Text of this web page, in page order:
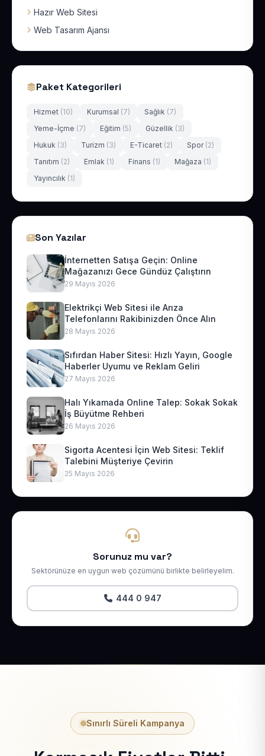
Hazır Web Sitesi
Web Tasarım Ajansı
Paket Kategorileri
Hizmet (10) Kurumsal (7) Sağlık (7)
Yeme-İçme (7) Eğitim (5) Güzellik (3)
Hukuk (3) Turizm (3) E-Ticaret (2) Spor (2)
Tanıtım (2) Emlak (1) Finans (1) Mağaza (1)
Yayıncılık (1)
Son Yazılar
İnternetten Satışa Geçin: Online
Mağazanızı Gece Gündüz Çalıştırın
29 Mayıs 2026
Elektrikçi Web Sitesi ile Arıza
Telefonlarını Rakibinizden Önce Alın
28 Mayıs 2026
Sıfırdan Haber Sitesi: Hızlı Yayın, Google
Haberler Uyumu ve Reklam Geliri
27 Mayıs 2026
Halı Yıkamada Online Talep: Sokak Sokak
İş Büyütme Rehberi
26 Mayıs 2026
Sigorta Acentesi İçin Web Sitesi: Teklif
Talebini Müşteriye Çevirin
25 Mayıs 2026
Sorunuz mu var?
Sektörünüze en uygun web çözümünü birlikte belirleyelim.
444 0 947
Sınırlı Süreli Kampanya